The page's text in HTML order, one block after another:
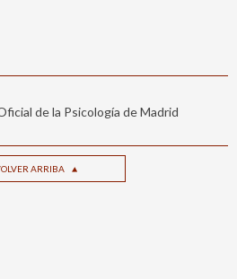
de la Psicología de Madrid
ARRIBA